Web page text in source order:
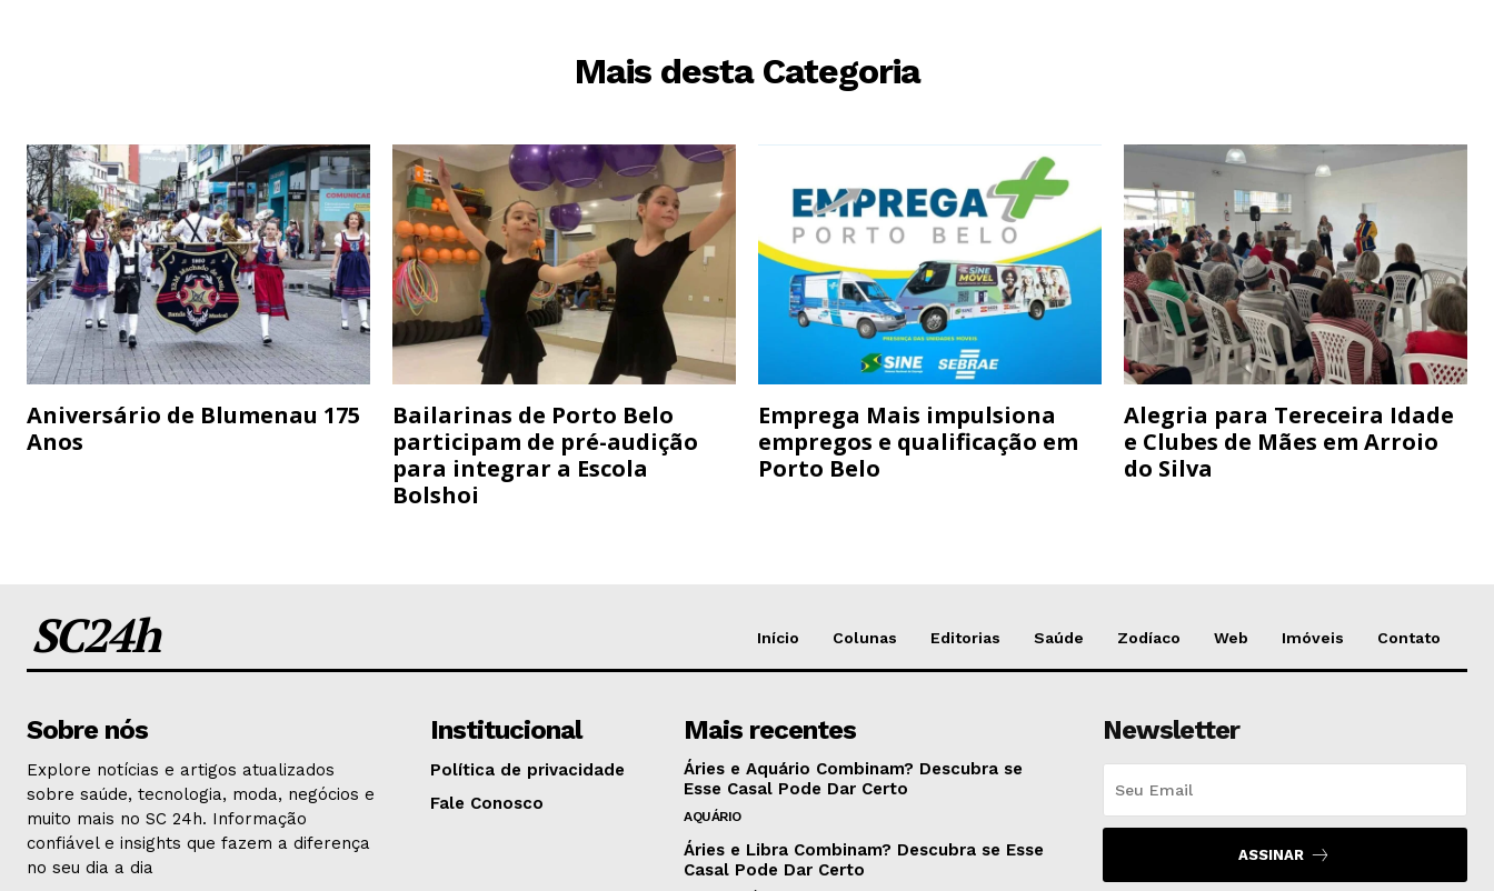
Mais desta Categoria
Aniversário de Blumenau 175
Anos
Bailarinas de Porto Belo
participam de pré-audição
para integrar a Escola
Bolshoi
Emprega Mais impulsiona
empregos e qualificação em
Porto Belo
Alegria para Tereceira Idade
e Clubes de Mães em Arroio
do Silva
SC24h Início Colunas Editorias Saúde Zodíaco Web Imóveis Contato
Sobre nós
Explore notícias e artigos atualizados
sobre saúde, tecnologia, moda, negócios e
muito mais no SC 24h. Informação
confiável e insights que fazem a diferença
no seu dia a dia
Institucional
Política de privacidade
Fale Conosco
Mais recentes
Áries e Aquário Combinam? Descubra se
Esse Casal Pode Dar Certo
AQUÁRIO
Áries e Libra Combinam? Descubra se Esse
Casal Pode Dar Certo
Newsletter
ASSINAR